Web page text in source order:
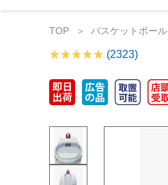
TOP バスケットボール
(2323)